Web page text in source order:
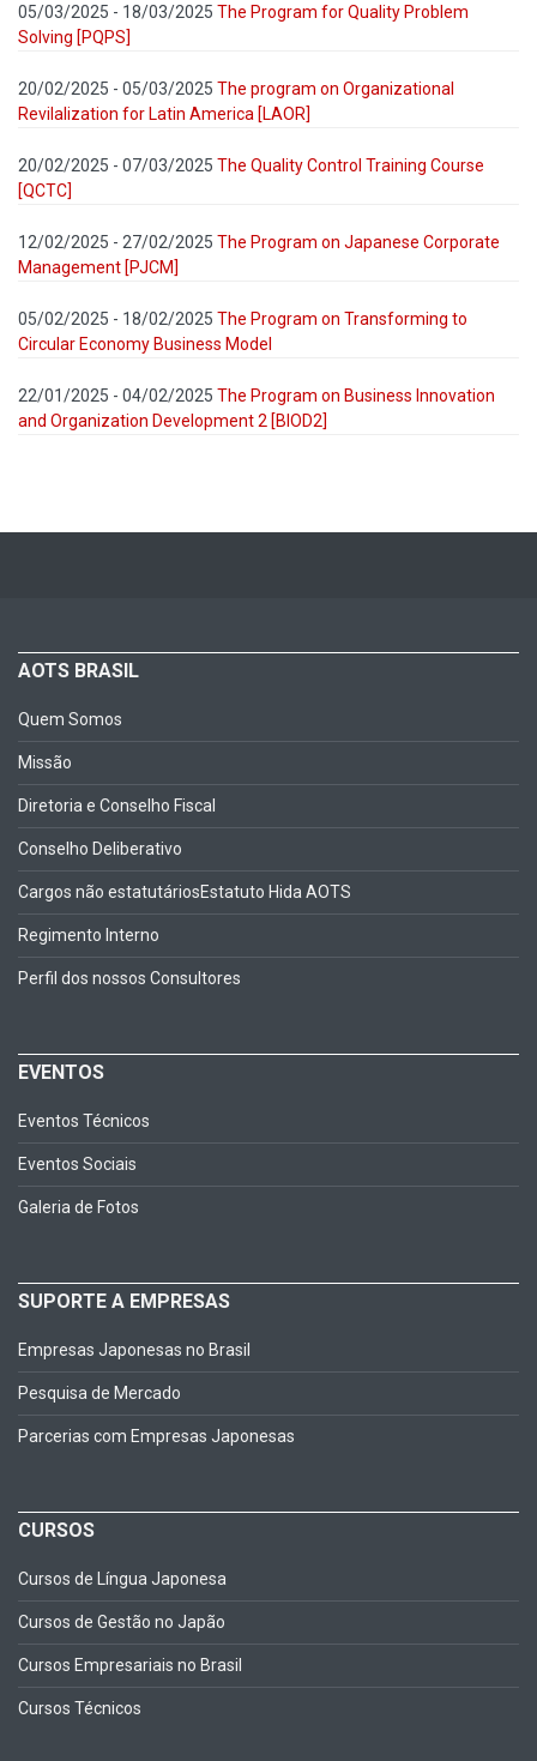
05/03/2025 - 18/03/2025 The Program for Quality Problem
Solving [PQPS]
20/02/2025 - 05/03/2025 The program on Organizational
Revilalization for Latin America [LAOR]
20/02/2025 - 07/03/2025 The Quality Control Training Course
[QCTC]
12/02/2025 - 27/02/2025 The Program on Japanese Corporate
Management [PJCM]
05/02/2025 - 18/02/2025 The Program on Transforming to
Circular Economy Business Model
22/01/2025 - 04/02/2025 The Program on Business Innovation
and Organization Development 2 [BIOD2]
AOTS BRASIL
Quem Somos
Missão
Diretoria e Conselho Fiscal
Conselho Deliberativo
Cargos não estatutáriosEstatuto Hida AOTS
Regimento Interno
Perfil dos nossos Consultores
EVENTOS
Eventos Técnicos
Eventos Sociais
Galeria de Fotos
SUPORTE A EMPRESAS
Empresas Japonesas no Brasil
Pesquisa de Mercado
Parcerias com Empresas Japonesas
CURSOS
Cursos de Língua Japonesa
Cursos de Gestão no Japão
Cursos Empresariais no Brasil
Cursos Técnicos